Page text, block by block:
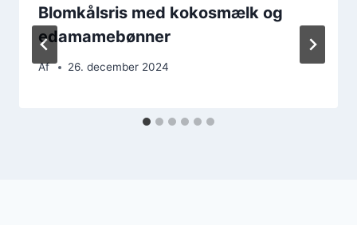
Blomkålsris med kokosmælk og
edamamebønner
Af 26. december 2024